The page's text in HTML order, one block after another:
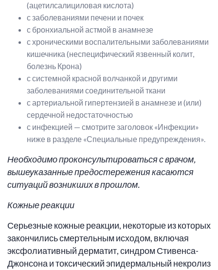
(ацетилсалициловая кислота)
с заболеваниями печени и почек
с бронхиальной астмой в анамнезе
с хроническими воспалительными заболеваниями
кишечника (неспецифический язвенный колит,
болезнь Крона)
с системной красной волчанкой и другими
заболеваниями соединительной ткани
с артериальной гипертензией в анамнезе и (или)
сердечной недостаточностью
с инфекцией — смотрите заголовок «Инфекции»
ниже в разделе «Специальные предупреждения».
Необходимо проконсультироваться с врачом,
вышеуказанные предостережения касаются
ситуаций возникших в прошлом.
Кожные реакции
Серьезные кожные реакции, некоторые из которых
закончились смертельным исходом, включая
эксфолиативный дерматит, синдром Стивенса-
Джонсона и токсический эпидермальный некролиз